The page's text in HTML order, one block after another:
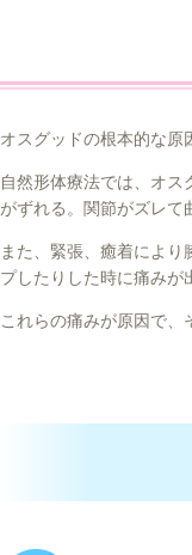
オスグッドの根本的な原
自然形体療法では、オ
がずれる。関節がズレて
また、緊張、癒着によ
プしたりした時に痛みが
これらの痛みが原因で、